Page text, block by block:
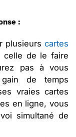
:
plusieurs cartes
celle de le faire
pas à vous
de temps
vraies cartes
en ligne, vous
simultané de